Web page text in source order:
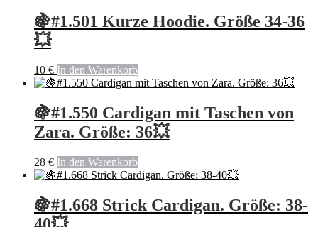
🍇#1.501 Kurze Hoodie. Größe 34-36
💥
10 € In den Warenkorb
🍇#1.550 Cardigan mit Taschen von
Zara. Größe: 36💥
28 € In den Warenkorb
🍇#1.668 Strick Cardigan. Größe: 38-